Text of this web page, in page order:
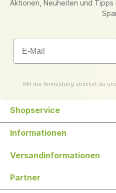
Aktionen, Neuheiten und
Email
Mit der Anmeldung stimmst du
Shopservice
Informationen
Versandinformationen
Partner